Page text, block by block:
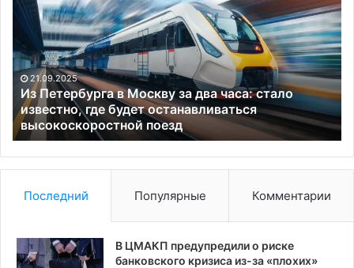
Москву
два
часа:
стало
известно,
где
будет
останавливаться
высокоскоростной
поезд
21.09.2025
Из Петербурга в Москву за два часа: стало
известно, где будет останавливаться
высокоскоростной поезд
Последний Популярные Комментарии
В ЦМАКП предупредили о риске
банковского кризиса из-за «плохих»